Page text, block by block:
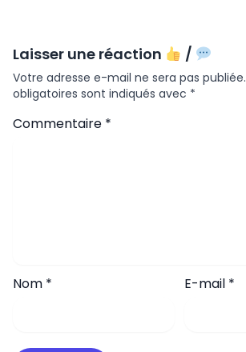
Laisser une réaction /
Votre adresse e-mail ne sera pas publiée.
obligatoires sont indiqués avec *
Commentaire *
Nom * E-mail *